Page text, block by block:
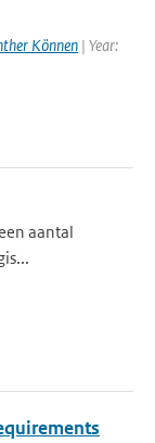
Können | Year:
aantal